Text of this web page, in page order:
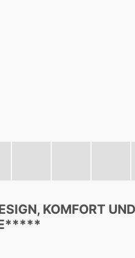
KOMFORT UND